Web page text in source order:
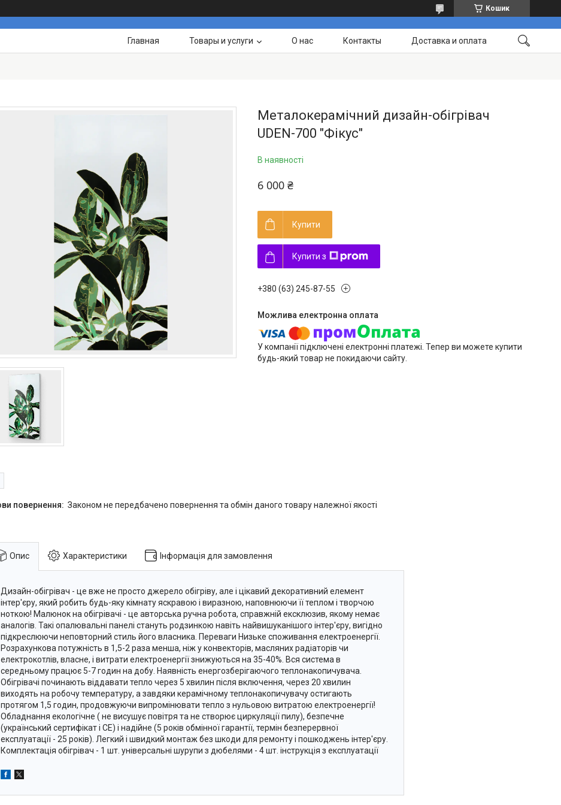
Кошик
Главная Товары и услуги О нас Контакты Доставка и оплата
Металокерамічний дизайн-обігрівач
UDEN-700 "Фікус"
В наявності
6 000 ₴
Купити
Купити з
+380 (63) 245-87-55
У компанії підключені електронні платежі. Тепер ви можете купити
будь-який товар не покидаючи сайту.
Законом не передбачено повернення та обмін даного товару належної якості
Опис Характеристики Інформація для замовлення
Дизайн-обігрівач - це вже не просто джерело обігріву, але і цікавий декоративний елемент
інтер'єру, який робить будь-яку кімнату яскравою і виразною, наповнюючи її теплом і творчою
ноткою! Малюнок на обігрівачі - це авторська ручна робота, справжній ексклюзив, якому немає
аналогів. Такі опалювальні панелі стануть родзинкою навіть найвишуканішого інтер'єру, вигідно
підкреслюючи неповторний стиль його власника. Переваги Низьке споживання електроенергії.
Розрахункова потужність в 1,5-2 раза менша, ніж у конвекторів, масляних радіаторів чи
електрокотлів, власне, і витрати електроенергії знижуються на 35-40%. Вся система в
середньому працює 5-7 годин на добу. Наявність енергозберігаючого теплонакопичувача.
Обігрівачі починають віддавати тепло через 5 хвилин після включення, через 20 хвилин
виходять на робочу температуру, а завдяки керамічному теплонакопичувачу остигають
протягом 1,5 годин, продовжуючи випромінювати тепло з нульовою витратою електроенергії!
Обладнання екологічне ( не висушує повітря та не створює циркуляції пилу), безпечне
(український сертифікат і СЕ) і надійне (5 років обмінної гарантії, термін безперервної
експлуатації - 25 років). Легкий і швидкий монтаж без шкоди для ремонту і пошкоджень інтер'єру.
Комплектація обігрівач - 1 шт. універсальні шурупи з дюбелями - 4 шт. інструкція з експлуатації